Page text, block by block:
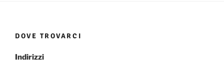
DOVE TROVARCI
Indirizzi